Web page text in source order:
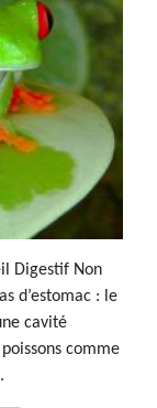
Digestif Non
d’estomac : le
cavité
comme